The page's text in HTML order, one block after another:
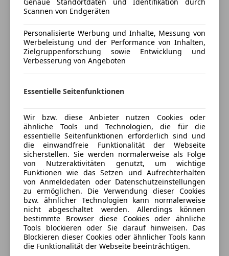
Unterhaltung/Media
Apple CarPlay
Radio
USB
Sicherheit
Abstandswarner
Airbag hinten
Beifahrerairbag
Fahrerairbag
Fernlichtassistent
Isofix
LED-Scheinwerfer
Müdigkeitswarnsystem
Notbremsassistent
Notrufsystem
Reifendruckkontrollsystem
Versicherungsschutz an Ihre Bedürfnisse
Freischaden-Gutschein ab Stufe 0
Auto einfach online versichern & Rabatt holen
Jetzt berechnen
Verkäufer Händler
Porsche Inter Auto GmbH & Co KG
Sternebewertung 5 von 5
5 Sterne
(90% Weiterempfehlungen)
Anbieter auf AutoScout24 seit 2021
Verkauf
Schließt bald
Schließt um 12:00
Scannen von Endgeräten
Personalisierte Werbung und Inhalte, Messung von
Werbeleistung und der Performance von Inhalten,
Zielgruppenforschung sowie Entwicklung und
Verbesserung von Angeboten
Essentielle Seitenfunktionen
Wir bzw. diese Anbieter nutzen Cookies oder
ähnliche Tools und Technologien, die für die
essentielle Seitenfunktionen erforderlich sind und
die einwandfreie Funktionalität der Webseite
sicherstellen. Sie werden normalerweise als Folge
von Nutzeraktivitäten genutzt, um wichtige
Funktionen wie das Setzen und Aufrechterhalten
von Anmeldedaten oder Datenschutzeinstellungen
zu ermöglichen. Die Verwendung dieser Cookies
bzw. ähnlicher Technologien kann normalerweise
nicht abgeschaltet werden. Allerdings können
bestimmte Browser diese Cookies oder ähnliche
Tools blockieren oder Sie darauf hinweisen. Das
Blockieren dieser Cookies oder ähnlicher Tools kann
die Funktionalität der Webseite beeinträchtigen.